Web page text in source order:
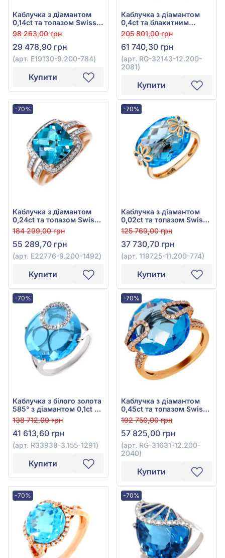
Каблучка з діамантом
0,14ct та топазом Swiss
Blue 2,61ct із червоного
золота 585°, арт. E19130-
9.200-784
98 263,00 грн
29 478,90 грн
(арт. E19130-9.200-784)
Купити
Каблучка з діамантом
0,4ct та блакитним
топазом 6,3ct із
червоного золота 585°,
арт. RG-32143-12.200-
2081
205 801,00 грн
61 740,30 грн
(арт. RG-32143-12.200-
2081)
Купити
-70%
Каблучка з діамантом
0,24ct та топазом Swiss
Blue 4,84ct із червоного
золота 585°, арт. E22776-
9.200-1492
184 299,00 грн
55 289,70 грн
(арт. E22776-9.200-1492)
Купити
-70%
Каблучка з діамантом
0,02ct та топазом Swiss
Blue 14,21ct із червоного
золота 585°, арт. 119725-
11.200-774
125 769,00 грн
37 730,70 грн
(арт. 119725-11.200-774)
Купити
-70%
Каблучка з білого золота
585° з діамантом 0,1ct та
топазом Swiss Blue
11,6ct, арт. R33938-3.155-
1291
138 712,00 грн
41 613,60 грн
(арт. R33938-3.155-1291)
Купити
-70%
Каблучка з діамантом
0,45ct та топазом Swiss
Blue 15,7ct із червоного
золота 585°, арт. RG-
31631-12.200-2040
192 750,00 грн
57 825,00 грн
(арт. RG-31631-12.200-
2040)
Купити
-70% -70%